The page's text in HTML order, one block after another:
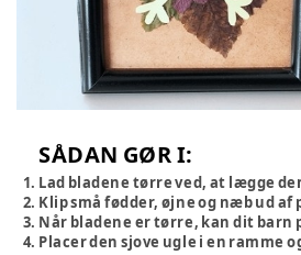
SÅDAN GØR I:
Lad bladene tørre ved, at lægge
Klip små fødder, øjne og næb ud
Når bladene er tørre, kan dit
Placer den sjove ugle i en ramme